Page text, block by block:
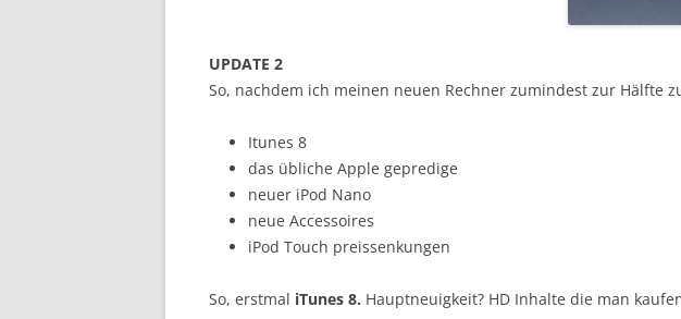
UPDATE 2
So, nachdem ich meinen neuen Rechner zumindest zur Hälfte
Itunes 8
das übliche Apple gepredige
neuer iPod Nano
neue Accessoires
iPod Touch preissenkungen
So, erstmal iTunes 8. Hauptneuigkeit? HD Inhalte die man